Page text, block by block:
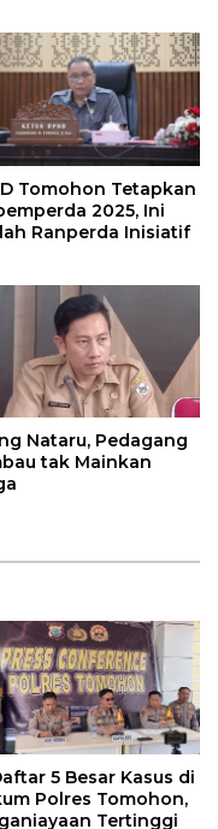
Tomohon Tetapkan
2025, Ini
Ranperda Inisiatif
Nataru, Pedagang
tak Mainkan
5 Besar Kasus di
Polres Tomohon,
Tertinggi